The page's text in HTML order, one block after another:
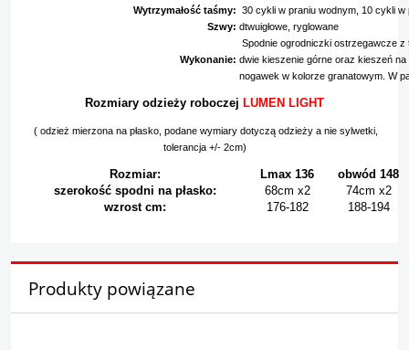
Wytrzymałość taśmy: 30 cykli w praniu wodnym, 10 cykli
Szwy: dtwuigłowe, ryglowane
Wykonanie:
Spodnie ogrodniczki ostrzegawcze
dwie kieszenie górne oraz kieszeń
nogawek w kolorze granatowym. W
Rozmiary odzieży roboczej LUMEN LIGHT
( odzież mierzona na płasko, podane wymiary dotyczą odzieży a nie sylwetki,
tolerancja +/- 2cm)
Rozmiar: Lmax 136
obwód 148
szerokość spodni na płasko:
68cm x2
74cm x2
wzrost cm:
176-182 188-194
Produkty powiązane